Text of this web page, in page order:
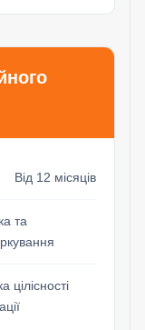
Від 12 місяців
та
цілісності